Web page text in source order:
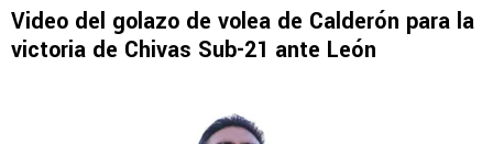
Video del golazo de volea de Calderón para la
victoria de Chivas Sub-21 ante León